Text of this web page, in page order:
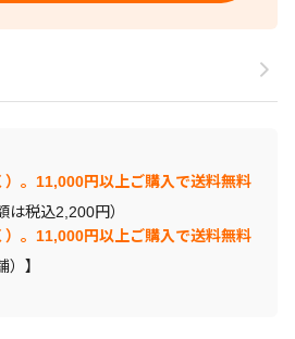
。11,000円以上ご購入で送料無料
は税込2,200円）
。11,000円以上ご購入で送料無料
）】